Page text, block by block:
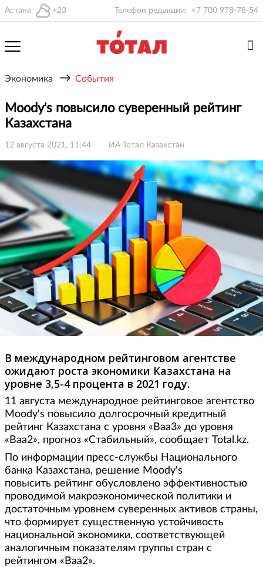
Астана +23 Телефон редакции: +7 700 978-78-54
Экономика → События
Moody's повысило суверенный рейтинг
Казахстана
12 августа 2021, 11:44 ИА Тотал Казахстан
В международном рейтинговом агентстве
ожидают роста экономики Казахстана на
уровне 3,5-4 процента в 2021 году.
11 августа международное рейтинговое агентство
Moody's повысило долгосрочный кредитный
рейтинг Казахстана с уровня «Ваа3» до уровня
«Ваa2», прогноз «Стабильный», сообщает Total.kz.
По информации пресс-службы Национального
банка Казахстана, решение Moody's
повысить рейтинг обусловлено эффективностью
проводимой макроэкономической политики и
достаточным уровнем суверенных активов страны,
что формирует существенную устойчивость
национальной экономики, соответствующей
аналогичным показателям группы стран с
рейтингом «Ваa2».